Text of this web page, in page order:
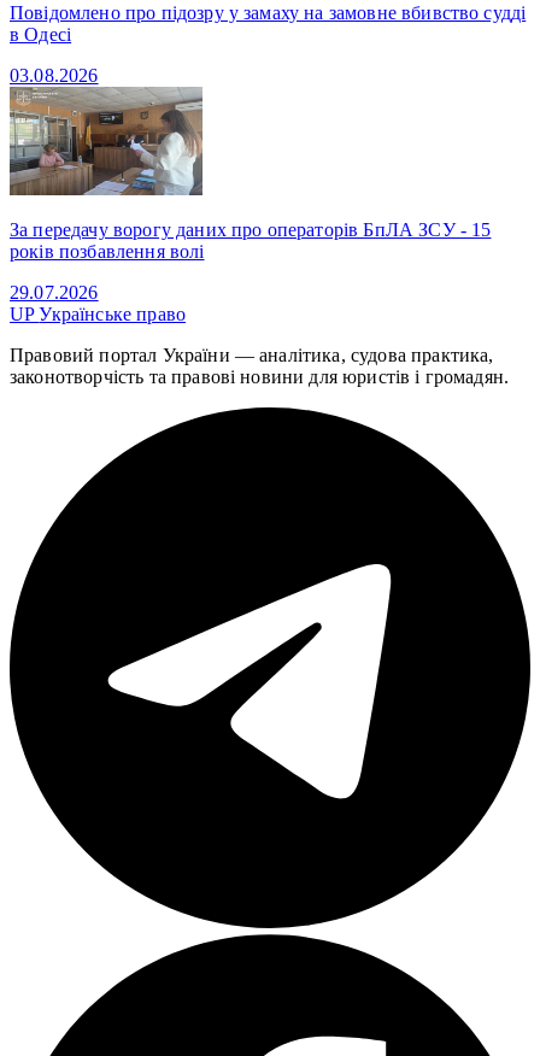
Повідомлено про підозру у замаху на замовне вбивство судді
в Одесі
03.08.2026
За передачу ворогу даних про операторів БпЛА ЗСУ - 15
років позбавлення волі
29.07.2026
UPУкраїнське право
Правовий портал України — аналітика, судова практика,
законотворчість та правові новини для юристів і громадян.